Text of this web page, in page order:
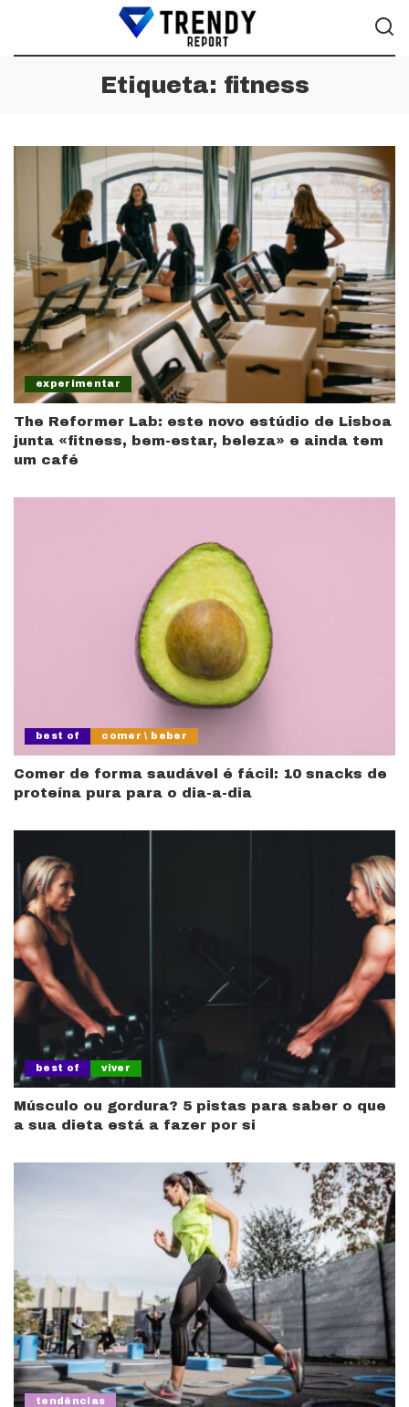
Etiqueta: fitness
experimentar
The Reformer Lab: este novo estúdio de Lisboa
junta «fitness, bem-estar, beleza» e ainda tem
um café
best of comer \ beber
Comer de forma saudável é fácil: 10 snacks de
proteína pura para o dia-a-dia
best of viver
Músculo ou gordura? 5 pistas para saber o que
a sua dieta está a fazer por si
tendências